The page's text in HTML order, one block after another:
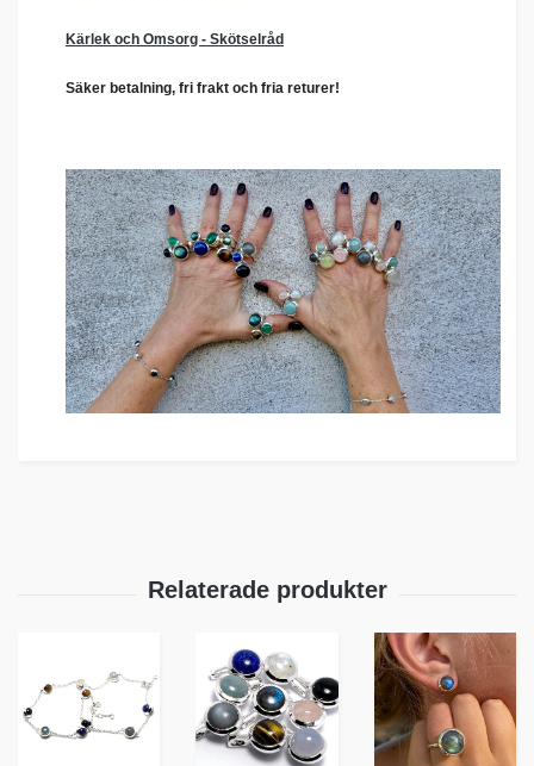
Kärlek och Omsorg - Skötselråd
Säker betalning, fri frakt och fria returer!